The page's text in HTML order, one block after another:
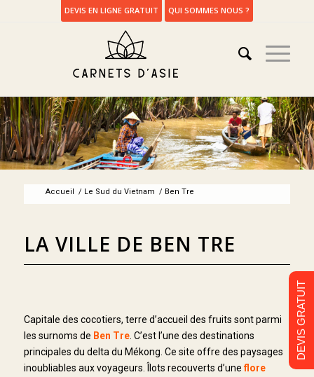
DEVIS EN LIGNE GRATUIT QUI SOMMES NOUS ?
Accueil / Le Sud du Vietnam / Ben Tre
LA VILLE DE BEN TRE
Capitale des cocotiers, terre d’accueil des fruits sont parmi
les surnoms de Ben Tre. C’est l’une des destinations
principales du delta du Mékong. Ce site offre des paysages
inoubliables aux voyageurs. Îlots recouverts d’uneflore
DEVIS GRATUIT